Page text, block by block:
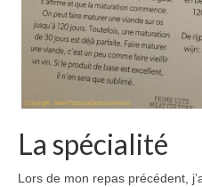
La spécialité
Lors de mon repas précédent,